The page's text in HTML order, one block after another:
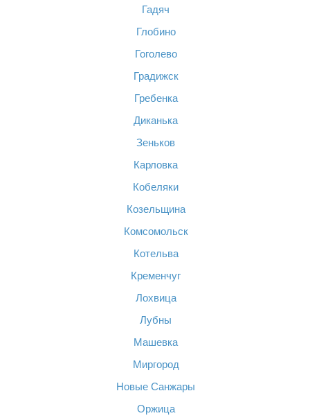
Гадяч
Глобино
Гоголево
Градижск
Гребенка
Диканька
Зеньков
Карловка
Кобеляки
Козельщина
Комсомольск
Котельва
Кременчуг
Лохвица
Лубны
Машевка
Миргород
Новые Санжары
Оржица